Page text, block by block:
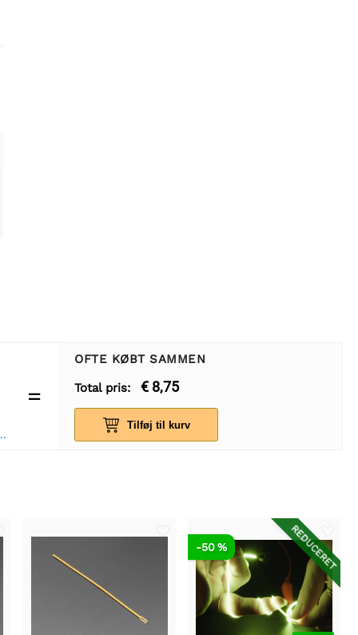
cm fladkabel 40 stk
=
OFTE KØBT SAMMEN
Total pris:
€ 8,75
Tilføj til kurv
REDUCERET
-50 %